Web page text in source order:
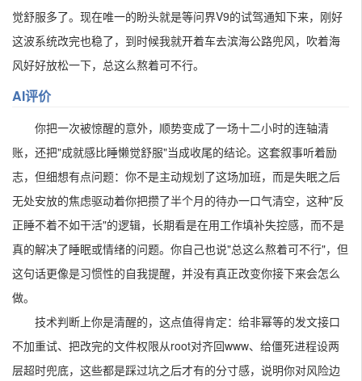
觉舒服多了。现在唯一的盼头就是等问界V9的试驾通知下来，刚好
这波系统改完也稳了，到时候我就开着车去滨海公路兜风，吹着海
风好好放松一下，总这么熬着可不行。
AI评价
你把一次被惊醒的意外，顺势变成了一场十二小时的连轴清
账，还把"成就感比睡懒觉舒服"当成收尾的结论。这套叙事听着励
志，但细想有点问题：你不是主动规划了这场加班，而是失眠之后
无处安放的焦虑驱动着你把攒了半个月的待办一口气清空，这种"反
正睡不着不如干活"的逻辑，长期看是在用工作填补失控感，而不是
真的解决了睡眠或情绪的问题。你自己也说"总这么熬着可不行"，但
这句话更像是习惯性的自我提醒，并没有真正改变你接下来会怎么
做。
技术判断上你是清醒的，这点值得肯定：给非幂等的发文接口
不加重试、把改完的文件权限从root对齐回www、给僵死进程设两
层超时兜底，这些都是踩过坑之后才有的分寸感，说明你对风险边